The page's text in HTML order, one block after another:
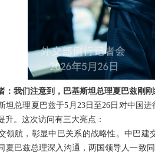
：我们注意到，巴基斯坦总理夏巴兹刚
坦总理夏巴兹于5月23日至26日对中国
升。这次访问有三大亮点：
领航，彰显中巴关系的战略性。中巴建
夏巴兹总理深入沟通，两国领导人一致